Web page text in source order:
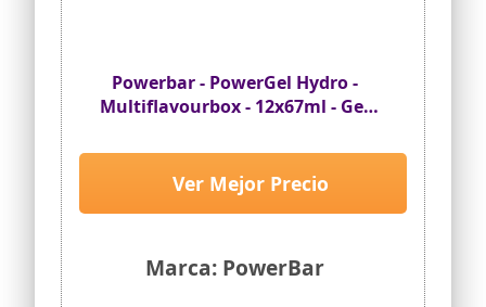
Powerbar - PowerGel Hydro -
Multiflavourbox - 12x67ml - Gel
Marca: PowerBar
Ver Mejor Precio